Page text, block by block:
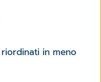
in meno